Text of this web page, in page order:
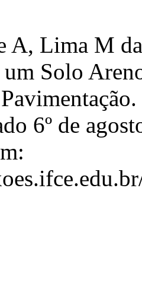
A, Lima M
um Solo
6º de